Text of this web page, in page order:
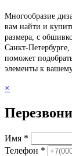
Многообразие
вам найти и
размера, с
Санкт-
поможет
элементы к
×
Имя *
Телефон *